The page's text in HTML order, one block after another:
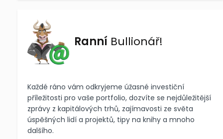
Ranní Bullionář!
Každé ráno vám odkryjeme úžasné investiční
příležitosti pro vaše portfolio, dozvíte se nejdůležitější
zprávy z kapitálových trhů, zajímavosti ze světa
úspěšných lidí a projektů, tipy na knihy a mnoho
dalšího.